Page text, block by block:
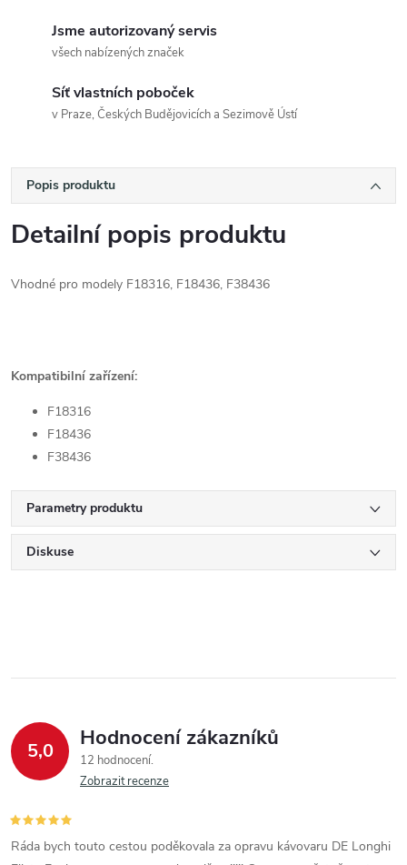
Jsme autorizovaný servis
všech nabízených značek
Síť vlastních poboček
v Praze, Českých Budějovicích a Sezimově Ústí
Popis produktu
Detailní popis produktu
Vhodné pro modely F18316, F18436, F38436
Kompatibilní zařízení:
F18316
F18436
F38436
Parametry produktu
Diskuse
5,0 Hodnocení zákazníků
12 hodnocení
Zobrazit recenze
Ráda bych touto cestou poděkovala za opravu kávovaru DE Longhi